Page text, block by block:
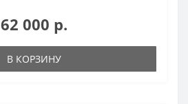
62 000 р.
В КОРЗИНУ